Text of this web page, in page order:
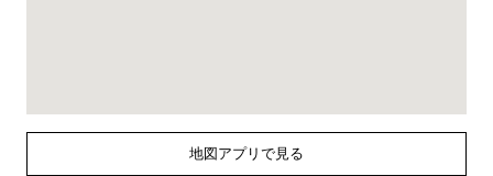
地図アプリで見る